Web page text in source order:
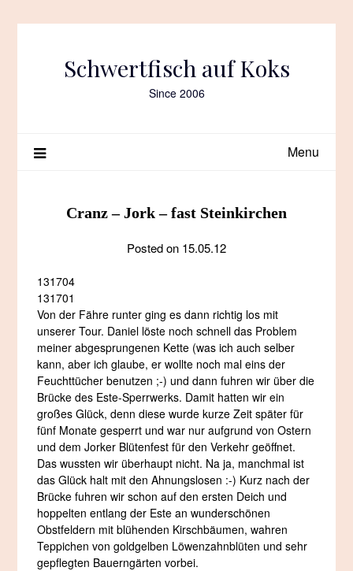
Schwertfisch auf Koks
Since 2006
Menu
Cranz – Jork – fast Steinkirchen
Posted on 15.05.12
131704
131701
Von der Fähre runter ging es dann richtig los mit
unserer Tour. Daniel löste noch schnell das Problem
meiner abgesprungenen Kette (was ich auch selber
kann, aber ich glaube, er wollte noch mal eins der
Feuchttücher benutzen ;-) und dann fuhren wir über die
Brücke des Este-Sperrwerks. Damit hatten wir ein
großes Glück, denn diese wurde kurze Zeit später für
fünf Monate gesperrt und war nur aufgrund von Ostern
und dem Jorker Blütenfest für den Verkehr geöffnet.
Das wussten wir überhaupt nicht. Na ja, manchmal ist
das Glück halt mit den Ahnungslosen :-) Kurz nach der
Brücke fuhren wir schon auf den ersten Deich und
hoppelten entlang der Este an wunderschönen
Obstfeldern mit blühenden Kirschbäumen, wahren
Teppichen von goldgelben Löwenzahnblüten und sehr
gepflegten Bauerngärten vorbei.